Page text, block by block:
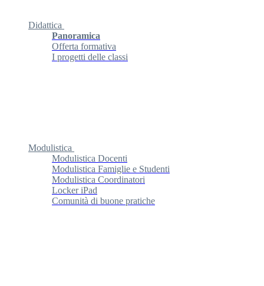
Didattica
Panoramica
Offerta formativa
I progetti delle classi
Modulistica
Modulistica Docenti
Modulistica Famiglie e Studenti
Modulistica Coordinatori
Locker iPad
Comunità di buone pratiche